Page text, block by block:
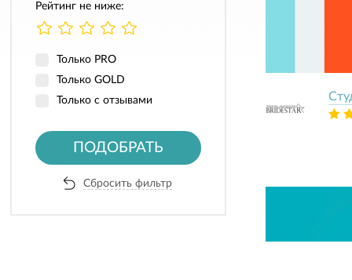
Рейтинг не ниже:
Только PRO
Только GOLD
Только с отзывами
ПОДОБРАТЬ
Сбросить фильтр